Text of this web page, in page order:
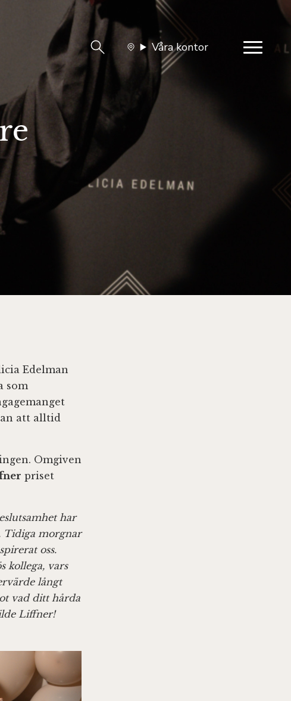
team Jobba med oss
Våra kontor
Edelman
som
att alltid
Omgiven
priset
har
Tidiga morgnar
oss.
kollega, vars
långt
vad ditt hårda
Liffner!